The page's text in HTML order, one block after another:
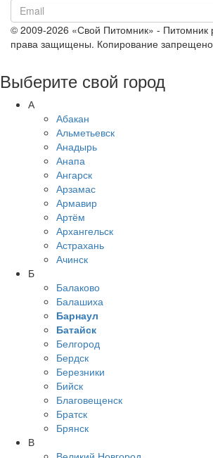
© 2009-2026 «Свой Питомник» - Питомник
права защищены. Копирование запрещено
Выберите свой город
А
Абакан
Альметьевск
Анадырь
Анапа
Ангарск
Арзамас
Армавир
Артём
Архангельск
Астрахань
Ачинск
Б
Балаково
Балашиха
Барнаул
Батайск
Белгород
Бердск
Березники
Бийск
Благовещенск
Братск
Брянск
В